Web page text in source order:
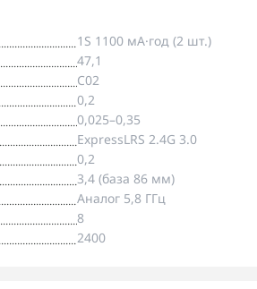
1S 1100 мА·год (2 шт.)
47,1
C02
0,2
0,025–0,35
ExpressLRS 2.4G 3.0
0,2
3,4 (база 86 мм)
Аналог 5,8 ГГц
8
2400